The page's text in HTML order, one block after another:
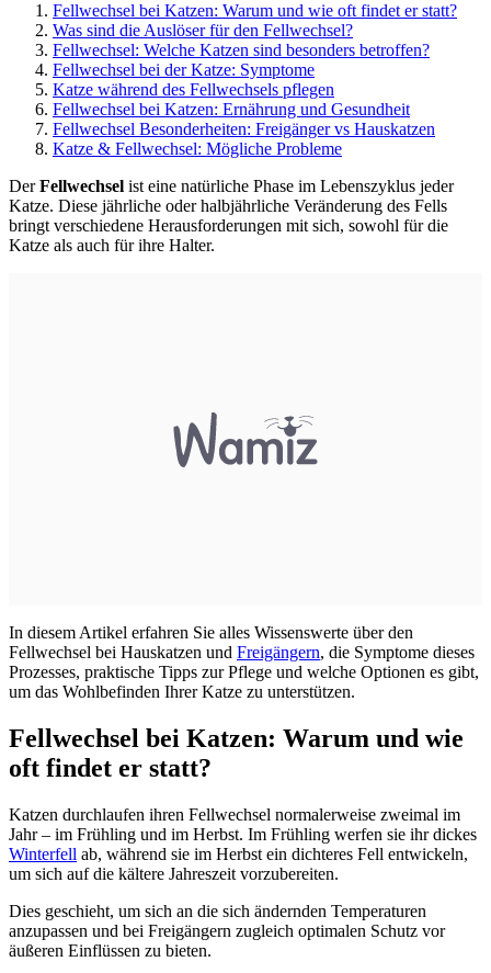
Fellwechsel bei Katzen: Warum und wie oft findet er statt?
Was sind die Auslöser für den Fellwechsel?
Fellwechsel: Welche Katzen sind besonders betroffen?
Fellwechsel bei der Katze: Symptome
Katze während des Fellwechsels pflegen
Fellwechsel bei Katzen: Ernährung und Gesundheit
Fellwechsel Besonderheiten: Freigänger vs Hauskatzen
Katze & Fellwechsel: Mögliche Probleme
DerFellwechsel ist eine natürliche Phase im Lebenszyklus jeder
Katze. Diese jährliche oder halbjährliche Veränderung des Fells
bringt verschiedene Herausforderungen mit sich, sowohl für die
Katze als auch für ihre Halter.
In diesem Artikel erfahren Sie alles Wissenswerte über den
Fellwechsel bei Hauskatzen und Freigängern, die Symptome dieses
Prozesses, praktische Tipps zur Pflege und welche Optionen es gibt,
um das Wohlbefinden Ihrer Katze zu unterstützen.
Fellwechsel bei Katzen: Warum und wie
oft findet er statt?
Katzen durchlaufen ihren Fellwechsel normalerweise zweimal im
Jahr – im Frühling und im Herbst. Im Frühling werfen sie ihr dickes
Winterfell ab, während sie im Herbst ein dichteres Fell entwickeln,
um sich auf die kältere Jahreszeit vorzubereiten.
Dies geschieht, um sich an die sich ändernden Temperaturen
anzupassen und bei Freigängern zugleich optimalen Schutz vor
äußeren Einflüssen zu bieten.